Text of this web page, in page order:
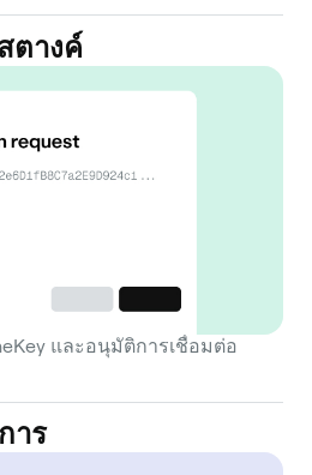
deposited assets
from both
EigenLayer restaking
bearing token,
intended to increase
these combined
manager, Renzo is
operational backend.
and selecting a
delegate the restaked
goal of optimizing the
its users. This
from individual users
and continuously
A primary
ตางค์
และอนุมัติการเชื่อมต่อ
าร